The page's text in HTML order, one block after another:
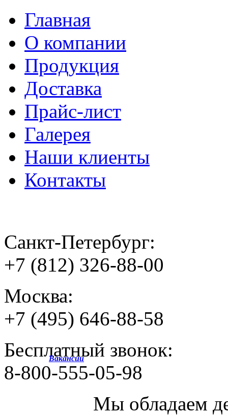
Главная
О компании
Продукция
Доставка
Прайс-лист
Галерея
Наши клиенты
Контакты
Санкт-Петербург:
+7 (812) 326-88-00
Москва:
+7 (495) 646-88-58
Бесплатный звонок:
8-800-555-05-98
Мы обладаем
Вакансии